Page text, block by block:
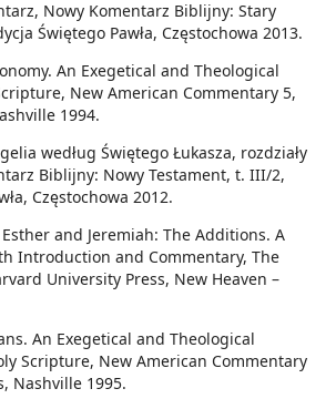
Nowy Komentarz Biblijny: Stary
Świętego Pawła, Częstochowa 2013.
An Exegetical and Theological
New American Commentary 5,
1994.
według Świętego Łukasza, rozdziały
Biblijny: Nowy Testament, t. III/2,
Częstochowa 2012.
and Jeremiah: The Additions. A
Introduction and Commentary, The
University Press, New Heaven –
An Exegetical and Theological
Scripture, New American Commentary
Nashville 1995.